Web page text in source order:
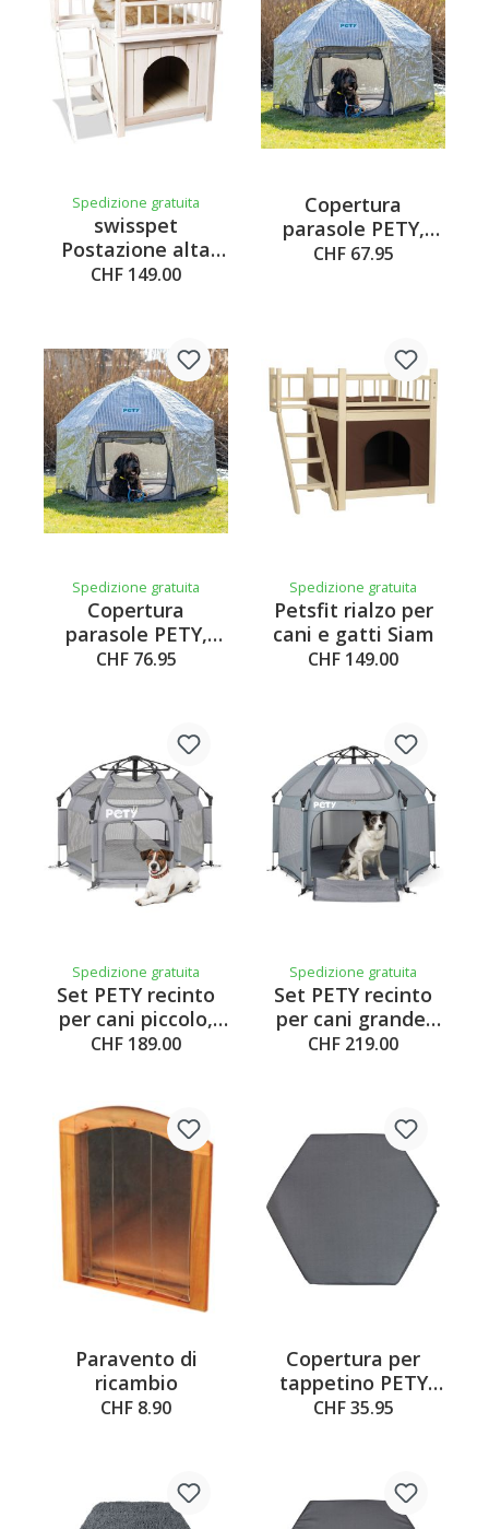
Spedizione gratuita
swisspet
Postazione alta
Vista,
CHF 149.00
Copertura
parasole PETY,
argento, piccola
CHF 67.95
Spedizione gratuita
Copertura
parasole PETY,
argento, grande
CHF 76.95
Spedizione gratuita
Petsfit rialzo per
cani e gatti Siam
CHF 149.00
Spedizione gratuita
Set PETY recinto
per cani piccolo,
con tappetino per
CHF 189.00
Spedizione gratuita
Set PETY recinto
per cani grande,
con tappetino per
CHF 219.00
Paravento di
ricambio
CHF 8.90
Copertura per
tappetino PETY
liscia per
CHF 35.95